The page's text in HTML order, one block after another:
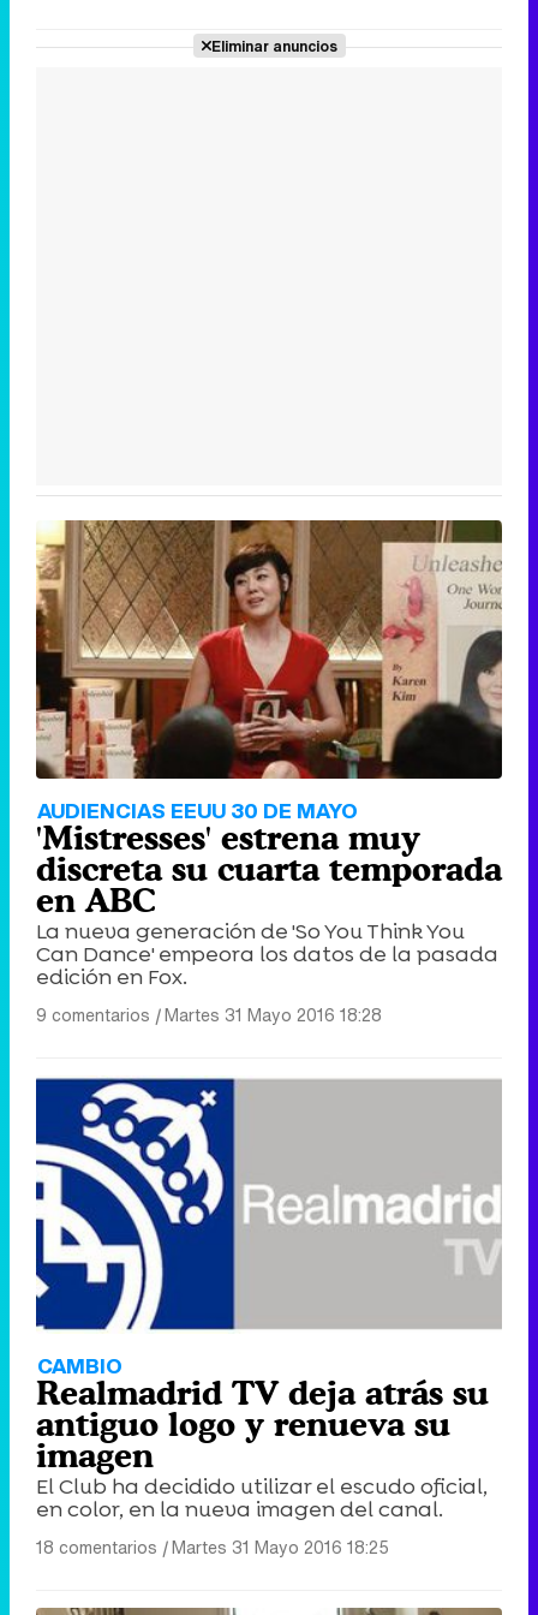
Eliminar anuncios
AUDIENCIAS EEUU 30 DE MAYO
'Mistresses' estrena muy
discreta su cuarta temporada
en ABC
La nueva generación de 'So You Think You
Can Dance' empeora los datos de la pasada
edición en Fox.
9 comentarios |Martes 31 Mayo 2016 18:28
CAMBIO
Realmadrid TV deja atrás su
antiguo logo y renueva su
imagen
El Club ha decidido utilizar el escudo oficial,
en color, en la nueva imagen del canal.
18 comentarios |Martes 31 Mayo 2016 18:25